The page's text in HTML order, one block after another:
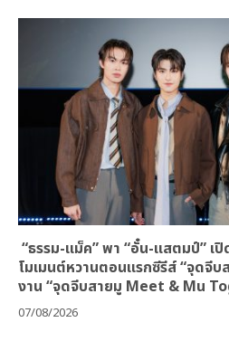
“ธรรม-แม็ค” พา “อั๋น-แสตมป์” เ
โมเมนต์หวานตอนแรกซีรีส์ “จุดจี
งาน “จุดจีบสายมู Meet & Mu
07/08/2026